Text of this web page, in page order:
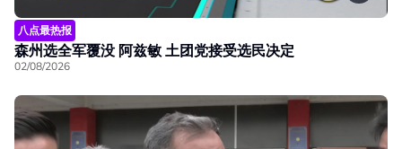
八点最热报
森州选全军覆没 阿兹敏 土团党接受选民决定
02/08/2026